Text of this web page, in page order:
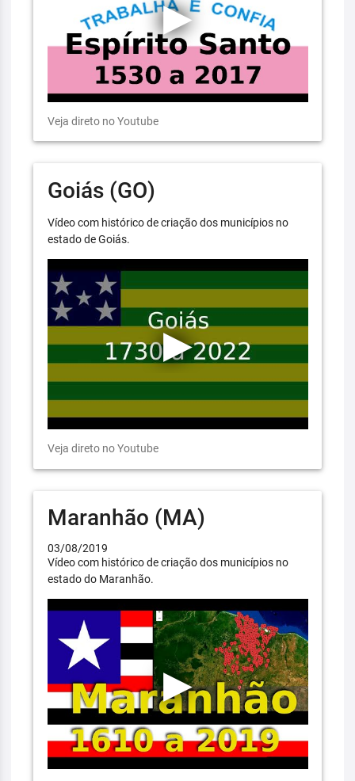
Veja direto no Youtube
Goiás (GO)
Vídeo com histórico de criação dos municípios no
estado de Goiás.
Veja direto no Youtube
Maranhão (MA)
03/08/2019
Vídeo com histórico de criação dos municípios no
estado do Maranhão.